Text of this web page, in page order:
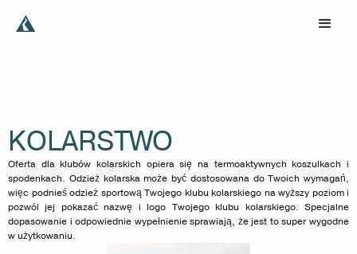
KOLARSTWO
Oferta dla klubów kolarskich opiera się na termoaktywnych koszulkach i
spodenkach. Odzież kolarska może być dostosowana do Twoich wymagań,
więc podnieś odzież sportową Twojego klubu kolarskiego na wyższy poziom i
pozwól jej pokazać nazwę i logo Twojego klubu kolarskiego. Specjalne
dopasowanie i odpowiednie wypełnienie sprawiają, że jest to super wygodne
w użytkowaniu.